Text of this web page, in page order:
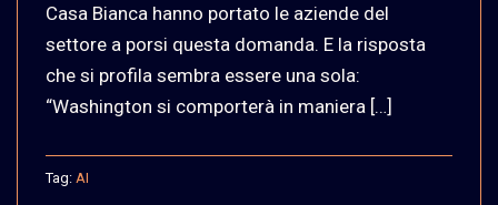
Casa Bianca hanno portato le aziende del
settore a porsi questa domanda. E la risposta
che si profila sembra essere una sola:
“Washington si comporterà in maniera […]
Tag: AI